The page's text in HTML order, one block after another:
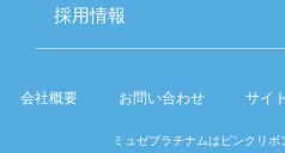
採用情報
会社概要 お問い合わせ サイ
ミュゼプラチナムはピンクリボ